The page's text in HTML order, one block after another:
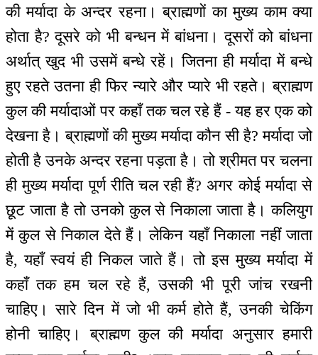
की मर्यादा के अन्दर रहना। ब्राह्मणों का मुख्य काम क्या
होता है? दूसरे को भी बन्धन में बांधना। दूसरों को बांधना
अर्थात् खुद भी उसमें बन्धे रहें। जितना ही मर्यादा में बन्धे
हुए रहते उतना ही फिर न्यारे और प्यारे भी रहते। ब्राह्मण
कुल की मर्यादाओं पर कहाँ तक चल रहे हैं - यह हर एक को
देखना है। ब्राह्मणों की मुख्य मर्यादा कौन सी है? मर्यादा जो
होती है उनके अन्दर रहना पड़ता है। तो श्रीमत पर चलना
ही मुख्य मर्यादा पूर्ण रीति चल रही हैं? अगर कोई मर्यादा से
छूट जाता है तो उनको कुल से निकाला जाता है। कलियुग
में कुल से निकाल देते हैं। लेकिन यहाँ निकाला नहीं जाता
है, यहाँ स्वयं ही निकल जाते हैं। तो इस मुख्य मर्यादा में
कहाँ तक हम चल रहे हैं, उसकी भी पूरी जांच रखनी
चाहिए। सारे दिन में जो भी कर्म होते हैं, उनकी चेकिंग
होनी चाहिए। ब्राह्मण कुल की मर्यादा अनुसार हमारी